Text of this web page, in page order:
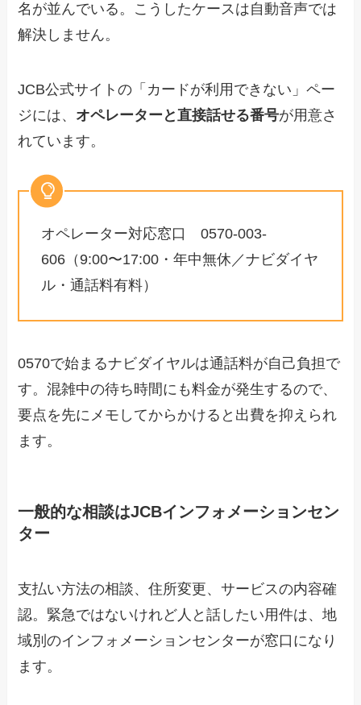
名が並んでいる。こうしたケースは自動音声では
解決しません。
JCB公式サイトの「カードが利用できない」ペー
ジには、 オペレーターと直接話せる番号が用意さ
れています。
オペレーター対応窓口 0570-003-
606（9:00〜17:00・年中無休／ナビダイヤ
ル・通話料有料）
0570で始まるナビダイヤルは通話料が自己負担で
す。混雑中の待ち時間にも料金が発生するので、
要点を先にメモしてからかけると出費を抑えられ
ます。
一般的な相談はJCBインフォメーションセン
ター
支払い方法の相談、住所変更、サービスの内容確
認。緊急ではないけれど人と話したい用件は、地
域別のインフォメーションセンターが窓口になり
ます。